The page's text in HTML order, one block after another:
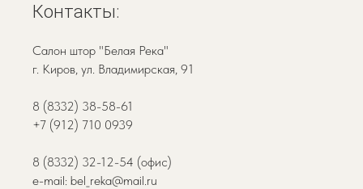
Контакты:
Салон штор "Белая Река"
г. Киров, ул. Владимирская, 91
8 (8332) 38-58-61
+7 (912) 710 0939
8 (8332) 32-12-54 (офис)
e-mail: bel_reka@mail.ru